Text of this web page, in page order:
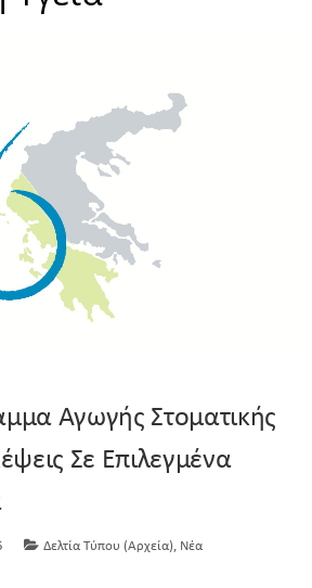
Αγωγής Στοματικής
Σε Επιλεγμένα
Δελτία Τύπου (Αρχεία), Νέα